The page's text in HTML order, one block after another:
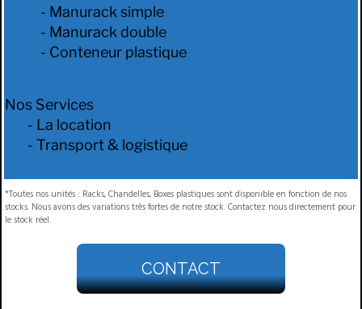
- Manurack simple
- Manurack double
- Conteneur plastique
Nos Services
- La location
- Transport & logistique
*Toutes nos unités : Racks, Chandelles, Boxes plastiques sont disponible en fonction de nos
stocks. Nous avons des variations très fortes de notre stock. Contactez nous directement pour
le stock réel.
CONTACT